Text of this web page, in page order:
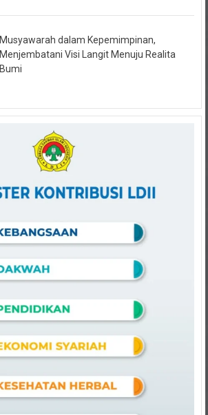
Menjembatani Visi Langit Menuju Realita
Bumi